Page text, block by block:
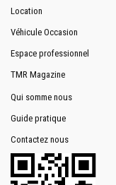
Location
Véhicule Occasion
Espace professionnel
TMR Magazine
Qui somme nous
Guide pratique
Contactez nous